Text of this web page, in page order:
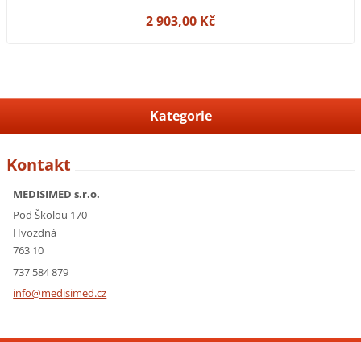
2 903,00 Kč
Kategorie
Kontakt
MEDISIMED s.r.o.
Pod Školou 170
Hvozdná
763 10
737 584 879
info@medisimed.cz